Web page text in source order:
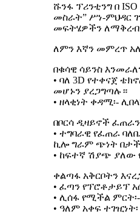
ሹንፋ ፕሪንቲንግ በ
መስራት” ሥነ-ምህዳር
መፍትሄዎችን
ለምን እኛን መምረጥ
በቁሳዊ ሳይንስ
• ባለ 3D የተቀናጀ
መሆኑን ያረጋግጣሉ።
• ዘላቂነት ቀዳሚ፡-
በቦርሳ ዲዛይኖች ፈጠራን
• ተግባራዊ የፈጠራ
ኪሎ ግራም ጭነት በታች
• ከፍተኛ ሽያጭ ያለው
ቀልጣፋ አቅርቦትን
• ፈጣን የፕሮቶታይፕ
• ሊሰፋ የሚችል
• ዓለም አቀፍ